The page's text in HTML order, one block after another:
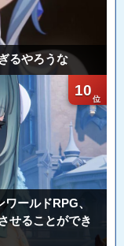
るやろうな
10
ールドRPG、
せることができ